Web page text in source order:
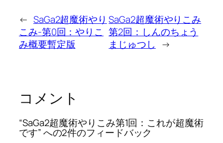
← SaGa2超魔術やり
こみ-第0回：やりこ
み概要暫定版
SaGa2超魔術やりこみ
第2回：しんのちょう
まじゅつし
→
コメント
“SaGa2超魔術やりこみ第1回：これが超魔術
です” への2件のフィードバック